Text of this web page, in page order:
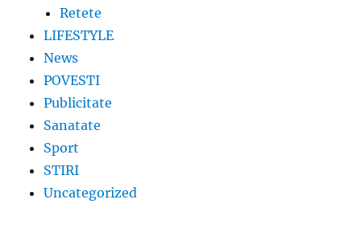
Retete
LIFESTYLE
News
POVESTI
Publicitate
Sanatate
Sport
STIRI
Uncategorized